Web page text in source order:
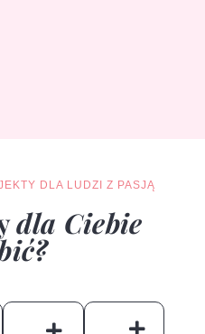
DLA LUDZI Z PASJĄ
dla Ciebie